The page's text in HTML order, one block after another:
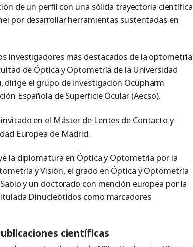
de un perfil con una sólida trayectoria científica
por desarrollar herramientas sustentadas en
investigadores más destacados de la optometría
de Óptica y Optometría de la Universidad
dirige el grupo de investigación Ocupharm
Española de Superficie Ocular (Aecso).
en el Máster de Lentes de Contacto y
Europea de Madrid.
la diplomatura en Óptica y Optometría por la
y Visión, el grado en Óptica y Optometría
y un doctorado con mención europea por la
Dinucleótidos como marcadores
científicas